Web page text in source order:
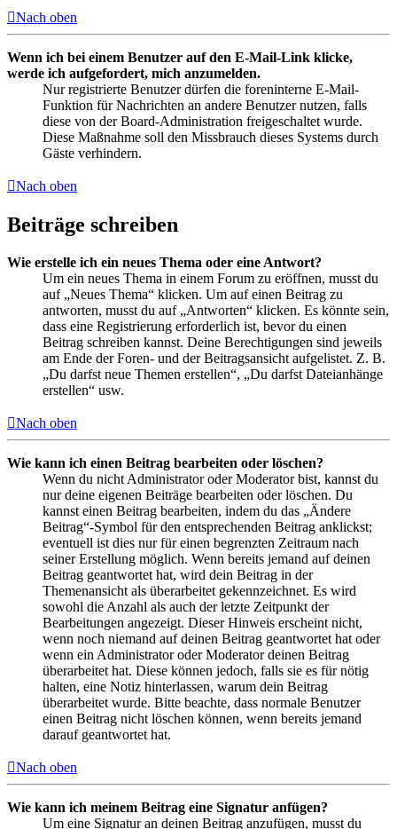
Nach oben
Wenn ich bei einem Benutzer auf den E-Mail-Link klicke,
werde ich aufgefordert, mich anzumelden.
Nur registrierte Benutzer dürfen die foreninterne E-Mail-
Funktion für Nachrichten an andere Benutzer nutzen, falls
diese von der Board-Administration freigeschaltet wurde.
Diese Maßnahme soll den Missbrauch dieses Systems durch
Gäste verhindern.
Nach oben
Beiträge schreiben
Wie erstelle ich ein neues Thema oder eine Antwort?
Um ein neues Thema in einem Forum zu eröffnen, musst du
auf „Neues Thema“ klicken. Um auf einen Beitrag zu
antworten, musst du auf „Antworten“ klicken. Es könnte sein,
dass eine Registrierung erforderlich ist, bevor du einen
Beitrag schreiben kannst. Deine Berechtigungen sind jeweils
am Ende der Foren- und der Beitragsansicht aufgelistet. Z. B.
„Du darfst neue Themen erstellen“, „Du darfst Dateianhänge
erstellen“ usw.
Nach oben
Wie kann ich einen Beitrag bearbeiten oder löschen?
Wenn du nicht Administrator oder Moderator bist, kannst du
nur deine eigenen Beiträge bearbeiten oder löschen. Du
kannst einen Beitrag bearbeiten, indem du das „Ändere
Beitrag“-Symbol für den entsprechenden Beitrag anklickst;
eventuell ist dies nur für einen begrenzten Zeitraum nach
seiner Erstellung möglich. Wenn bereits jemand auf deinen
Beitrag geantwortet hat, wird dein Beitrag in der
Themenansicht als überarbeitet gekennzeichnet. Es wird
sowohl die Anzahl als auch der letzte Zeitpunkt der
Bearbeitungen angezeigt. Dieser Hinweis erscheint nicht,
wenn noch niemand auf deinen Beitrag geantwortet hat oder
wenn ein Administrator oder Moderator deinen Beitrag
überarbeitet hat. Diese können jedoch, falls sie es für nötig
halten, eine Notiz hinterlassen, warum dein Beitrag
überarbeitet wurde. Bitte beachte, dass normale Benutzer
einen Beitrag nicht löschen können, wenn bereits jemand
darauf geantwortet hat.
Nach oben
Wie kann ich meinem Beitrag eine Signatur anfügen?
Um eine Signatur an deinen Beitrag anzufügen, musst du